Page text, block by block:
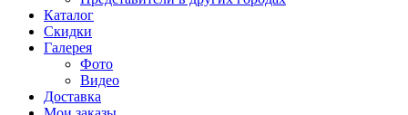
Каталог
Скидки
Галерея
Фото
Видео
Доставка